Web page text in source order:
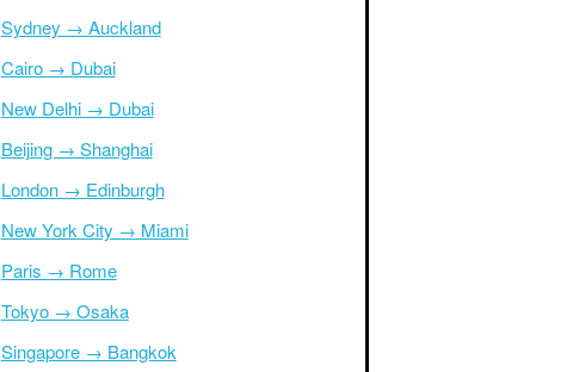
Sydney → Auckland
Cairo → Dubai
New Delhi → Dubai
Beijing → Shanghai
London → Edinburgh
New York City → Miami
Paris → Rome
Tokyo → Osaka
Singapore → Bangkok